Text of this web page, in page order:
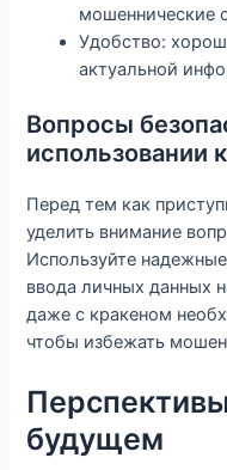
мошеннические
Удобство:
актуальной
Вопросы
использовании
Перед тем как
уделить внимание
Используйте
ввода личных данных
даже с кракеном
чтобы избежать
будущем